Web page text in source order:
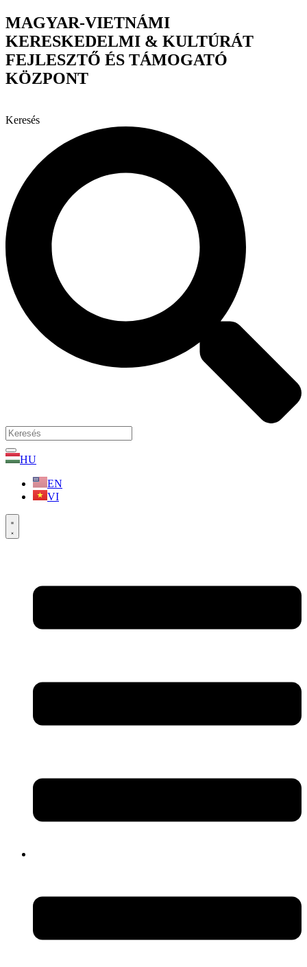
Ugrás
a
tartalomhoz
MAGYAR-VIETNÁMI
KERESKEDELMI & KULTÚRÁT
FEJLESZTŐ ÉS TÁMOGATÓ
KÖZPONT
Keresés
HU
EN
VI